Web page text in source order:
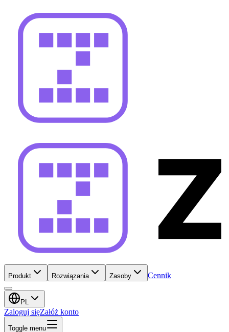
Produkt Rozwiązania Zasoby Cennik
PL
Zaloguj sięZałóż konto
Toggle menu